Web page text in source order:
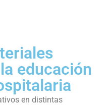
educación
en distintas